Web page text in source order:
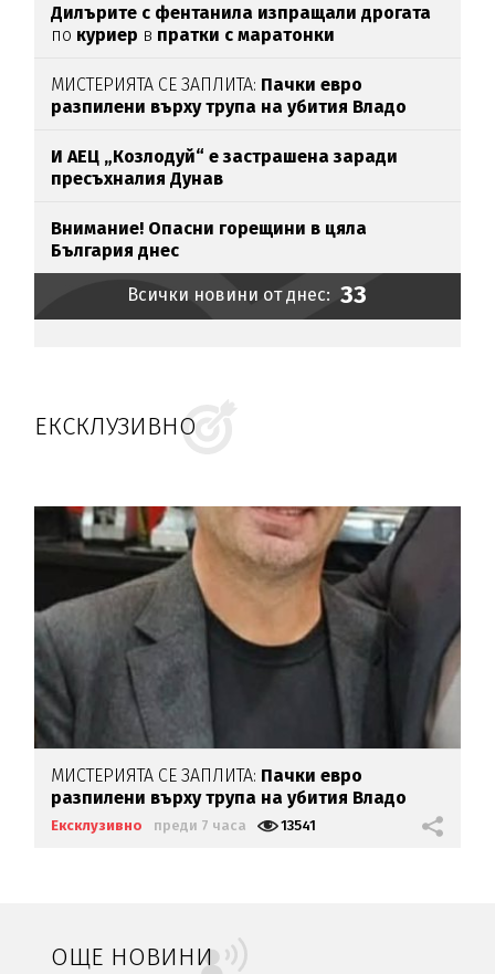
Дилърите с фентанила изпращали дрогата
по куриер в пратки с маратонки
МИСТЕРИЯТА СЕ ЗАПЛИТА: Пачки евро
разпилени върху трупа на убития Владо
И АЕЦ „Козлодуй“ е застрашена заради
пресъхналия Дунав
Внимание! Опасни горещини в цяла
България днес
Всички новини от днес: 33
ЕКСКЛУЗИВНО
МИСТЕРИЯТА СЕ ЗАПЛИТА: Пачки евро
разпилени върху трупа на убития Владо
Загатото
Ексклузивно преди 7 часа 13541
ОЩЕ НОВИНИ